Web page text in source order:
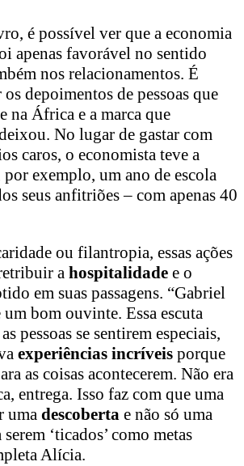
é possível ver que a economia
apenas favorável no sentido
nos relacionamentos. É
depoimentos de pessoas que
na África e a marca que
No lugar de gastar com
caros, o economista teve a
por exemplo, um ano de escola
seus anfitriões – com apenas 40
ou filantropia, essas ações
a hospitalidade e o
em suas passagens. “Gabriel
bom ouvinte. Essa escuta
pessoas se sentirem especiais,
experiências incríveis porque
as coisas acontecerem. Não era
entrega. Isso faz com que uma
uma descoberta e não só uma
‘ticados’ como metas
Alícia.